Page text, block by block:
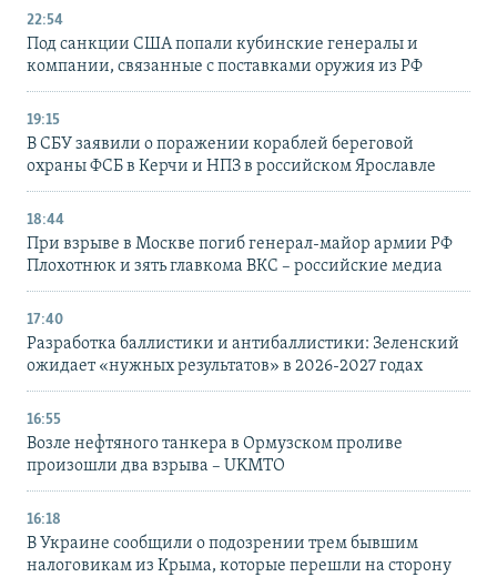
22:54
Под санкции США попали кубинские генералы и
компании, связанные с поставками оружия из РФ
19:15
В СБУ заявили о поражении кораблей береговой
охраны ФСБ в Керчи и НПЗ в российском Ярославле
18:44
При взрыве в Москве погиб генерал-майор армии РФ
Плохотнюк и зять главкома ВКС – российские медиа
17:40
Разработка баллистики и антибаллистики: Зеленский
ожидает «нужных результатов» в 2026-2027 годах
16:55
Возле нефтяного танкера в Ормузском проливе
произошли два взрыва – UKMTO
16:18
В Украине сообщили о подозрении трем бывшим
налоговикам из Крыма, которые перешли на сторону